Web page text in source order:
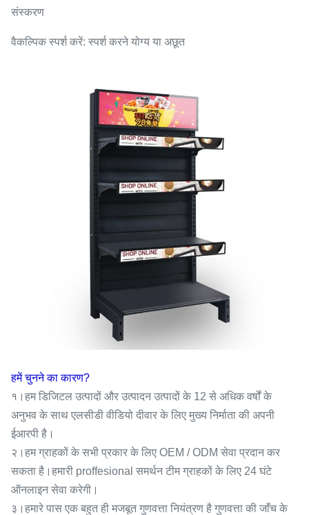
संस्करण
वैकल्पिक स्पर्श करें: स्पर्श करने योग्य या अछूत
हमें चुनने का कारण?
१।हम डिजिटल उत्पादों और उत्पादन उत्पादों के 12 से अधिक वर्षों के
अनुभव के साथ एलसीडी वीडियो दीवार के लिए मुख्य निर्माता की अपनी
ईआरपी है।
२।हम ग्राहकों के सभी प्रकार के लिए OEM / ODM सेवा प्रदान कर
सकता है।हमारी proffesional समर्थन टीम ग्राहकों के लिए 24 घंटे
ऑनलाइन सेवा करेगी।
३।हमारे पास एक बहुत ही मजबूत गुणवत्ता नियंत्रण है गुणवत्ता की जाँच के